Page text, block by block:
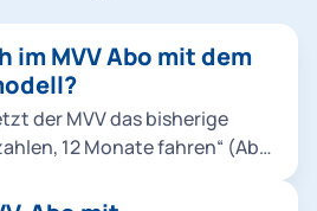
im MVV Abo mit dem
der MVV das bisherige
12 Monate fahren“ (Abo,
Rabatt. Einen Vergleich